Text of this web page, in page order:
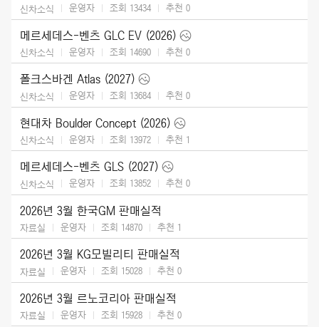
신차소식 운영자 조회 13434 추천 0
메르세데스-벤츠 GLC EV (2026)
신차소식 운영자 조회 14690 추천 0
폴크스바겐 Atlas (2027)
신차소식 운영자 조회 13684 추천 0
현대차 Boulder Concept (2026)
신차소식 운영자 조회 13972 추천 1
메르세데스-벤츠 GLS (2027)
신차소식 운영자 조회 13852 추천 0
2026년 3월 한국GM 판매실적
자료실 운영자 조회 14870 추천 1
2026년 3월 KG모빌리티 판매실적
자료실 운영자 조회 15028 추천 0
2026년 3월 르노코리아 판매실적
자료실 운영자 조회 15928 추천 0